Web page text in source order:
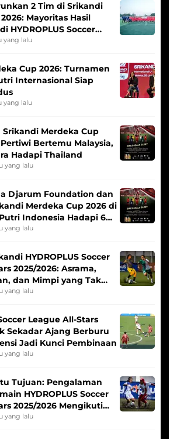
2 Tim di Srikandi
Mayoritas Hasil
HYDROPLUS Soccer
yang lalu
Cup 2026: Turnamen
Internasional Siap
yang lalu
Srikandi Merdeka Cup
Bertemu Malaysia,
Hadapi Thailand
yang lalu
Djarum Foundation dan
Merdeka Cup 2026 di
Indonesia Hadapi 6
yang lalu
HYDROPLUS Soccer
2025/2026: Asrama,
dan Mimpi yang Tak
yang lalu
League All-Stars
Sekadar Ajang Berburu
Jadi Kunci Pembinaan
yang lalu
Tujuan: Pengalaman
HYDROPLUS Soccer
2025/2026 Mengikuti
Indonesia Putri
yang lalu